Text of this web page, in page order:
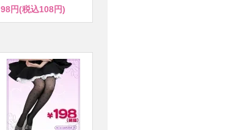
98円(税込108円)